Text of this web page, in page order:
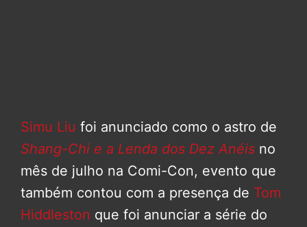
Simu Liu foi anunciado como o astro de
Shang-Chi e a Lenda dos Dez Anéis no
mês de julho na Comi-Con, evento que
também contou com a presença de Tom
Hiddleston que foi anunciar a série do